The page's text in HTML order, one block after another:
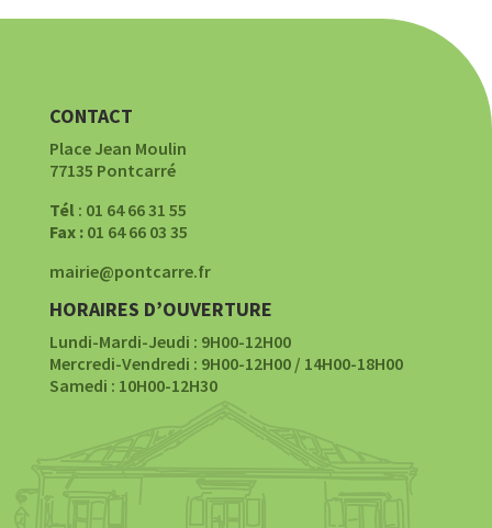
CONTACT
Place Jean Moulin
77135 Pontcarré
Tél: 01 64 66 31 55
Fax :01 64 66 03 35
mairie@pontcarre.fr
HORAIRES D’OUVERTURE
Lundi-Mardi-Jeudi : 9H00-12H00
Mercredi-Vendredi : 9H00-12H00 / 14H00-18H00
Samedi : 10H00-12H30